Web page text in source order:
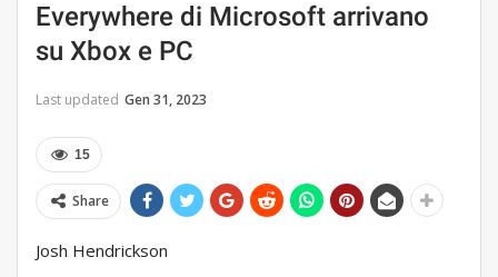
Everywhere di Microsoft arrivano
su Xbox e PC
Last updated Gen 31, 2023
15
Share
Josh Hendrickson